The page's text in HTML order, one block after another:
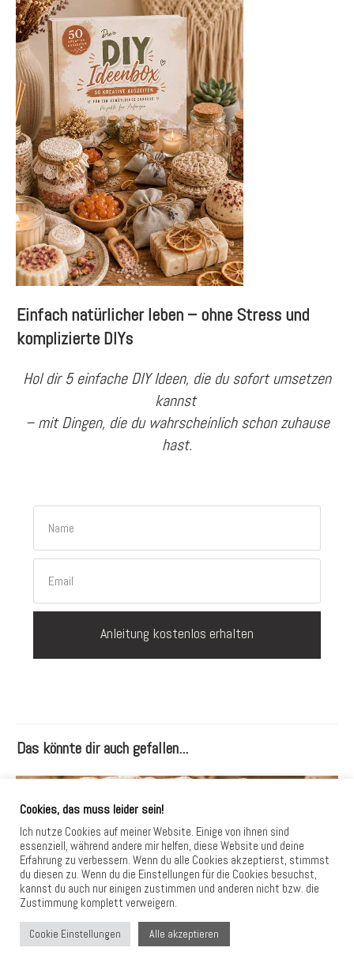
Einfach natürlicher leben – ohne Stress und
komplizierte DIYs
Hol dir 5 einfache DIY Ideen, die du sofort umsetzen
kannst
– mit Dingen, die du wahrscheinlich schon zuhause
hast.
Anleitung kostenlos erhalten
Das könnte dir auch gefallen...
Boo Basket selber machen – die gemütlichste Herbst-
Geschenkidee für kleine Wohlfühlmomente
Cookies, das muss leider sein!
Ich nutze Cookies auf meiner Website. Einige von ihnen sind
essenziell, während andere mir helfen, diese Website und deine
Erfahrung zu verbessern. Wenn du alle Cookies akzeptierst, stimmst
du diesen zu. Wenn du die Einstellungen für die Cookies besuchst,
kannst du auch nur einigen zustimmen und anderen nicht bzw. die
Zustimmung komplett verweigern.
Cookie Einstellungen Alle akzeptieren